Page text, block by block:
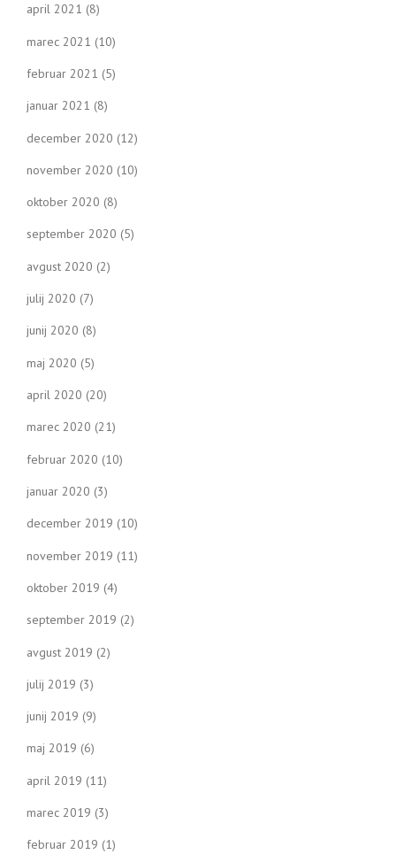
april 2021 (8)
marec 2021 (10)
februar 2021 (5)
januar 2021 (8)
december 2020 (12)
november 2020 (10)
oktober 2020 (8)
september 2020 (5)
avgust 2020 (2)
julij 2020 (7)
junij 2020 (8)
maj 2020 (5)
april 2020 (20)
marec 2020 (21)
februar 2020 (10)
januar 2020 (3)
december 2019 (10)
november 2019 (11)
oktober 2019 (4)
september 2019 (2)
avgust 2019 (2)
julij 2019 (3)
junij 2019 (9)
maj 2019 (6)
april 2019 (11)
marec 2019 (3)
februar 2019 (1)